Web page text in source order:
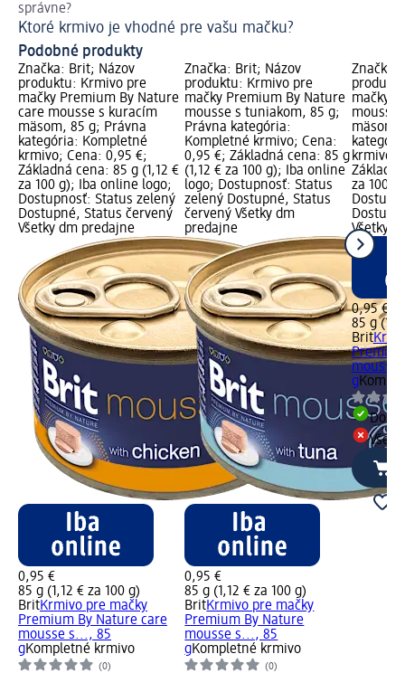
správne?
Ktoré krmivo je vhodné pre vašu mačku?
Podobné produkty
Značka: Brit; Názov
produktu: Krmivo pre
mačky Premium By Nature
care mousse s kuracím
mäsom, 85 g; Právna
kategória: Kompletné
krmivo; Cena: 0,95 €;
Základná cena: 85 g (1,12 €
za 100 g); Iba online logo;
Dostupnosť: Status zelený
Dostupné, Status červený
Všetky dm predajne
0,95 €
85 g (1,12 € za 100 g)
BritKrmivo pre mačky
Premium By Nature care
mousse s..., 85
gKompletné krmivo
(0)
Značka: Brit; Názov
produktu: Krmivo pre
mačky Premium By Nature
mousse s tuniakom, 85 g;
Právna kategória:
Kompletné krmivo; Cena:
0,95 €; Základná cena: 85 g
(1,12 € za 100 g); Iba online
logo; Dostupnosť: Status
zelený Dostupné, Status
červený Všetky dm
predajne
0,95 €
85 g (1,12 € za 100 g)
BritKrmivo pre mačky
Premium By Nature
mousse s..., 85
gKompletné krmivo
(0)
Značka:
mačky
mousse
mäsom,
krmivo;
za 100
Všetky
0,95 €
85 g
Brit
mousse
g